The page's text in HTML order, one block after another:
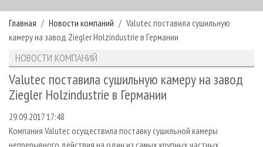
РУБРИКИ И ТЕМЫ
РУБРИКИ ЖУРНАЛА
ЛЕСНОЕ ХОЗЯЙСТВО
ЛЕСОЗАГОТОВКА
ЛЕСОПИЛЕНИЕ
СУШКА ДРЕВЕСИНЫ
НОВОСТИ
КАЛЕНДАРЬ СОБЫТИЙ
НОВОСТИ ЛПК
НОВОСТИ ЖУРНАЛА
ПРОЕКТЫ ЛПИ
АНАЛИТИКА
ПРЕДПРИЯТИЯ ЛПК
ПЕРСОНЫ
АРХИВ
АРХИВ ЖУРНАЛОВ
О ЖУРНАЛЕ
ПОДПИСКА
КОНТАКТЫ
РЕКЛАМОДАТЕЛЯМ
РЕКЛАМА
Главная Новости компаний
Valutec поставила сушильную
камеру на завод Ziegler Holzindustrie в Германии
НОВОСТИ КОМПАНИЙ
Valutec поставила сушильную камеру на завод
Ziegler Holzindustrie в Германии
29.09.2017 17:48
Компания Valutec осуществила поставку сушильной камеры
непрерывного действия на один из самых крупных частных